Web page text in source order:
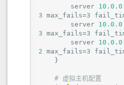
        server
10.0 .
3 max_fails=3
        server
10.0 .
3 max_fails=3
        server
10.0 .
2 max_fails=3
# 虚拟主机配置